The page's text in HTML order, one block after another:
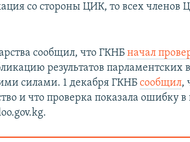
со стороны ЦИК, то всех членов
сообщил, что ГКНБначал
результатов парламентских
силами. 1 декабря ГКНБсообщил,
и что проверка показала ошибку